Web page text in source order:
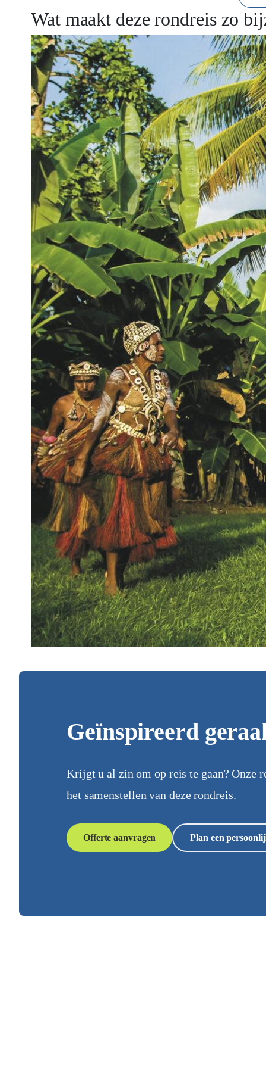
Wat maakt deze rondreis zo
Geïnspireerd
Krijgt u al zin om op reis te gaan? Onze
het samenstellen van deze rondreis.
Offerte aanvragen Plan een